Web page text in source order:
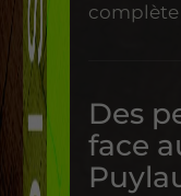
complète
Des
face